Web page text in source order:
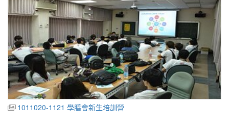
1011020-1121 學膳會新生培訓營